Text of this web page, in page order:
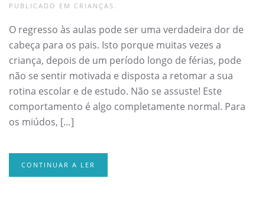
PUBLICADO EM CRIANÇAS .
O regresso às aulas pode ser uma verdadeira dor de
cabeça para os pais. Isto porque muitas vezes a
criança, depois de um período longo de férias, pode
não se sentir motivada e disposta a retomar a sua
rotina escolar e de estudo. Não se assuste! Este
comportamento é algo completamente normal. Para
os miúdos, […]
CONTINUAR A LER